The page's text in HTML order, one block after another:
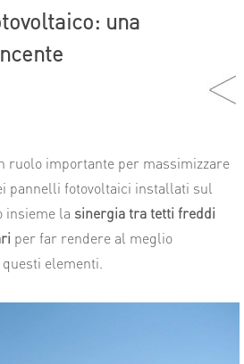
una
ruolo importante per massimizzare
pannelli fotovoltaici installati sul
insieme la sinergia tra tetti freddi
per far rendere al meglio
elementi.